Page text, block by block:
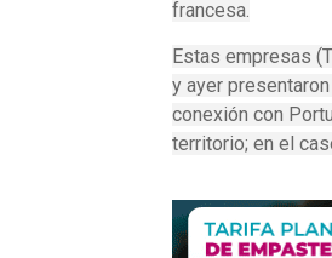
francesa.
Estas empresas
y ayer
conexión con
territorio; en el